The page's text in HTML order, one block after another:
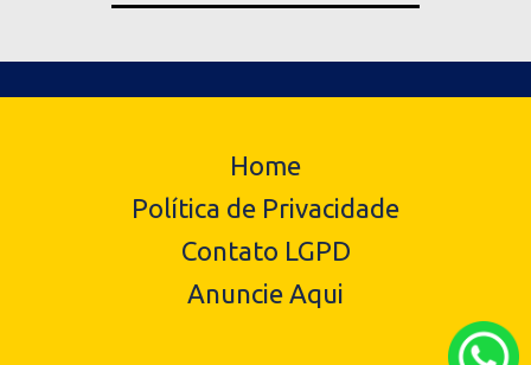
Home
Política de Privacidade
Contato LGPD
Anuncie Aqui